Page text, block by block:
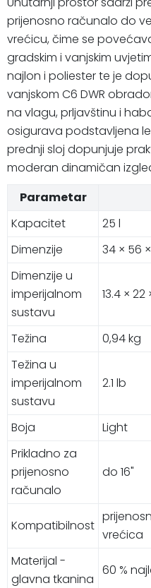
prijenosno računalo do
vrećicu, čime se
gradskim i vanjskim
najlon i poliester te je
vanjskom C6 DWR
na vlagu, prljavštinu i
osigurava podstavljena
prednji sloj dopunjuje
moderan dinamičan
Parametar
Kapacitet
25 l
Dimenzije
34 × 56
Dimenzije u
imperijalnom
sustavu
13.4 × 22
Težina
0,94 kg
Težina u
imperijalnom
sustavu
2.1 lb
Boja
Light
Prikladno za
prijenosno
računalo
do 16"
Kompatibilnost
vrećica
Materijal -
glavna tkanina
60 %